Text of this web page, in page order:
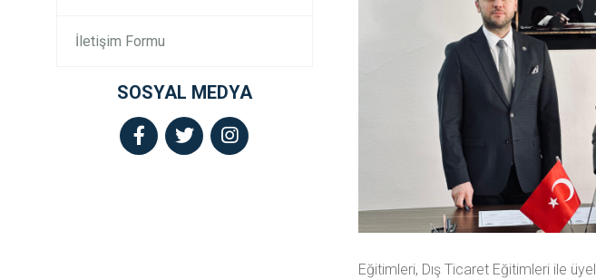
İletişim Formu
SOSYAL MEDYA
Eğitimleri, Dış Ticaret Eğitimleri ile